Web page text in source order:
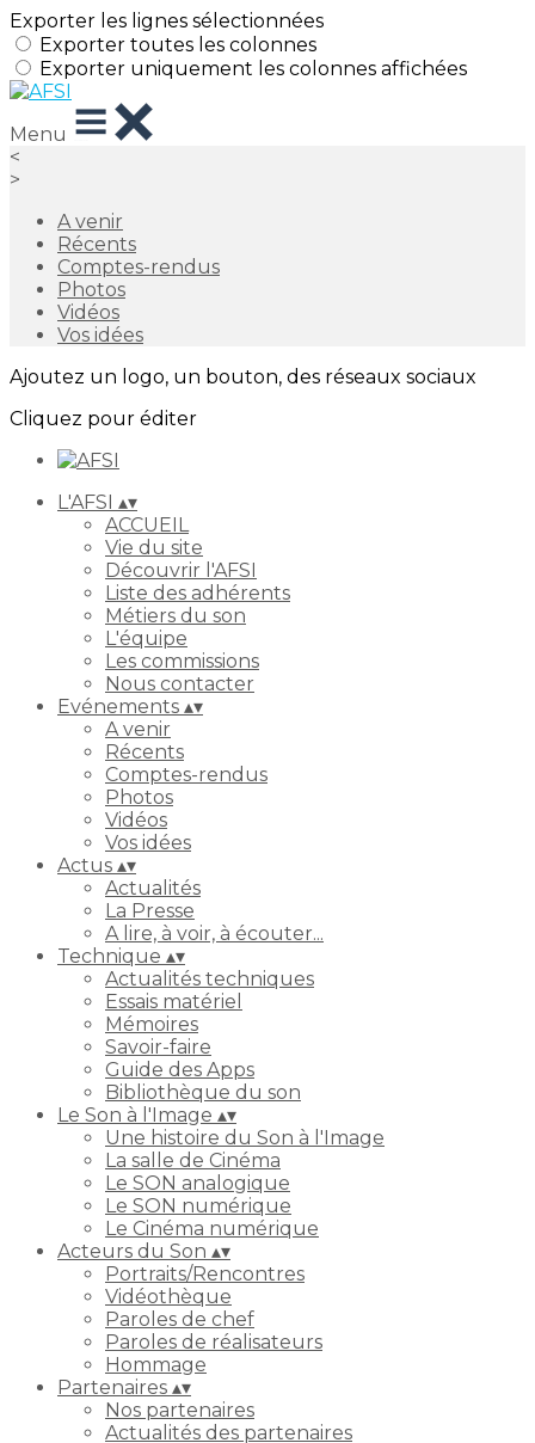
Exporter les lignes sélectionnées
Exporter toutes les colonnes
Exporter uniquement les colonnes affichées
Menu
<
>
A venir
Récents
Comptes-rendus
Photos
Vidéos
Vos idées
Ajoutez un logo, un bouton, des réseaux sociaux
Cliquez pour éditer
L'AFSI ▴▾
ACCUEIL
Vie du site
Découvrir l'AFSI
Liste des adhérents
Métiers du son
L'équipe
Les commissions
Nous contacter
Evénements ▴▾
A venir
Récents
Comptes-rendus
Photos
Vidéos
Vos idées
Actus ▴▾
Actualités
La Presse
A lire, à voir, à écouter...
Technique ▴▾
Actualités techniques
Essais matériel
Mémoires
Savoir-faire
Guide des Apps
Bibliothèque du son
Le Son à l'Image ▴▾
Une histoire du Son à l'Image
La salle de Cinéma
Le SON analogique
Le SON numérique
Le Cinéma numérique
Acteurs du Son ▴▾
Portraits/Rencontres
Vidéothèque
Paroles de chef
Paroles de réalisateurs
Hommage
Partenaires ▴▾
Nos partenaires
Actualités des partenaires